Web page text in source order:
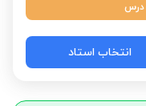
درس
انتخاب استاد